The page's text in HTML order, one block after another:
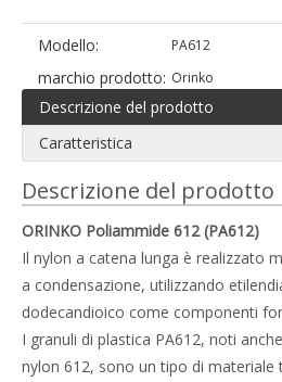
Modello: PA612
marchio prodotto: Orinko
Descrizione del prodotto
Caratteristica
Descrizione del prodotto
ORINKO Poliammide 612 (PA612)
Il nylon a catena lunga è realizzato
a condensazione, utilizzando
dodecandioico come componenti
I granuli di plastica PA612, noti
nylon 612, sono un tipo di